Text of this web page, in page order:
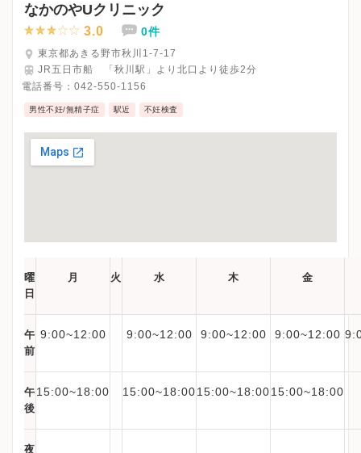
なかのやUクリニック
3.0 0件
東京都あきる野市秋川1-7-17
JR五日市船 「秋川駅」より北口より徒歩2分
電話番号： 042-550-1156
男性不妊/無精子症 駅近 不妊検査
曜
日
月 火 水 木 金
午
前
9:00~12:00 9:00~12:00 9:00~12:00 9:00~12:00
午
後
15:00~18:00 15:00~18:0015:00~18:0015:00~18:00
夜